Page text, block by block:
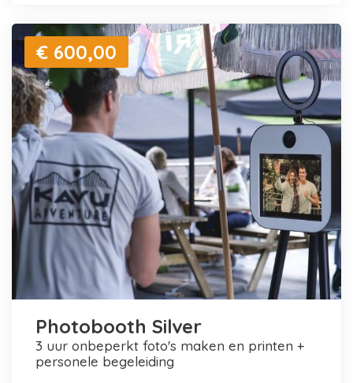
€ 600,00
Photobooth Silver
3 uur onbeperkt foto's maken en printen +
personele begeleiding